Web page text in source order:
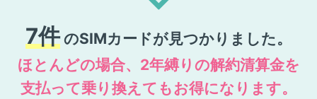
7件のSIMカードが見つかりました。
ほとんどの場合、2年縛りの解約清算金を
支払って乗り換えてもお得になります。